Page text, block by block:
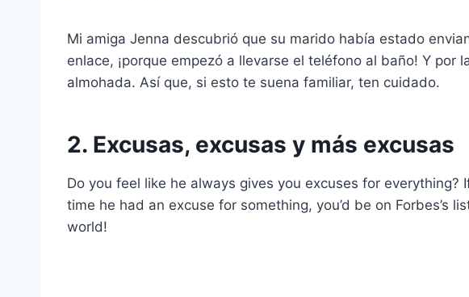
Mi amiga Jenna descubrió que su marido había estado
enlace, ¡porque empezó a llevarse el teléfono al baño! Y por
almohada. Así que, si esto te suena familiar, ten cuidado.
2. Excusas, excusas y más excusas
Do you feel like he always gives you excuses for everything?
time he had an excuse for something, you’d be on Forbes’s
world!